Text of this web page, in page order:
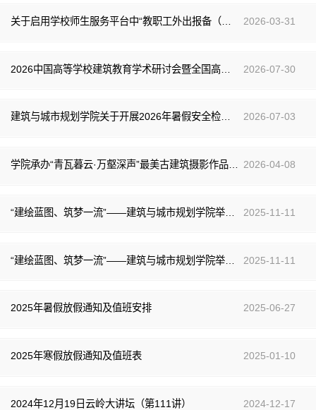
2026-03-31
2026中国高等学校建筑教育学术研讨会暨全国高校建筑学院长系主任大会（第一次通知） 2026-07-30
建筑与城市规划学院关于开展2026年暑假安全检查及假期工作安排的通知 2026-07-03
学院承办“青瓦暮云·万壑深声”最美古建筑摄影作品大赛正式启幕 2026-04-08
“建绘蓝图、筑梦一流”——建筑与城市规划学院举办钢笔画大赛的通知 2025-11-11
“建绘蓝图、筑梦一流”——建筑与城市规划学院举办无人机摄影大赛的通知 2025-11-11
2025年暑假放假通知及值班安排 2025-06-27
2025年寒假放假通知及值班表 2025-01-10
2024年12月19日云岭大讲坛（第111讲） 2024-12-17